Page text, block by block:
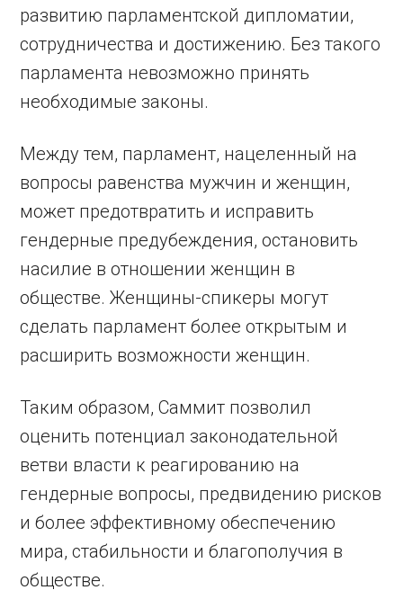
развитию парламентской дипломатии,
сотрудничества и достижению. Без такого
парламента невозможно принять
необходимые законы.
Между тем, парламент, нацеленный на
вопросы равенства мужчин и женщин,
может предотвратить и исправить
гендерные предубеждения, остановить
насилие в отношении женщин в
обществе. Женщины-спикеры могут
сделать парламент более открытым и
расширить возможности женщин.
Таким образом, Саммит позволил
оценить потенциал законодательной
ветви власти к реагированию на
гендерные вопросы, предвидению рисков
и более эффективному обеспечению
мира, стабильности и благополучия в
обществе.